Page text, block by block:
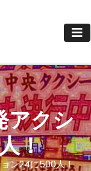
アクシ
！
ン24に500人！